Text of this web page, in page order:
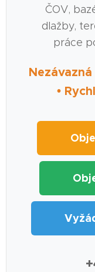
ČOV,
dlažby,
práce
•
🚜
🏗️
📋
📞